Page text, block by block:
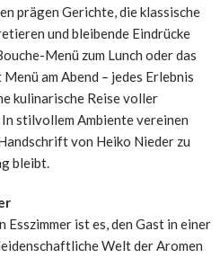
prägen Gerichte, die klassische
und bleibende Eindrücke
Menü zum Lunch oder das
am Abend – jedes Erlebnis
kulinarische Reise voller
stilvollem Ambiente vereinen
von Heiko Nieder zu
bleibt.
ist es, den Gast in einer
Welt der Aromen